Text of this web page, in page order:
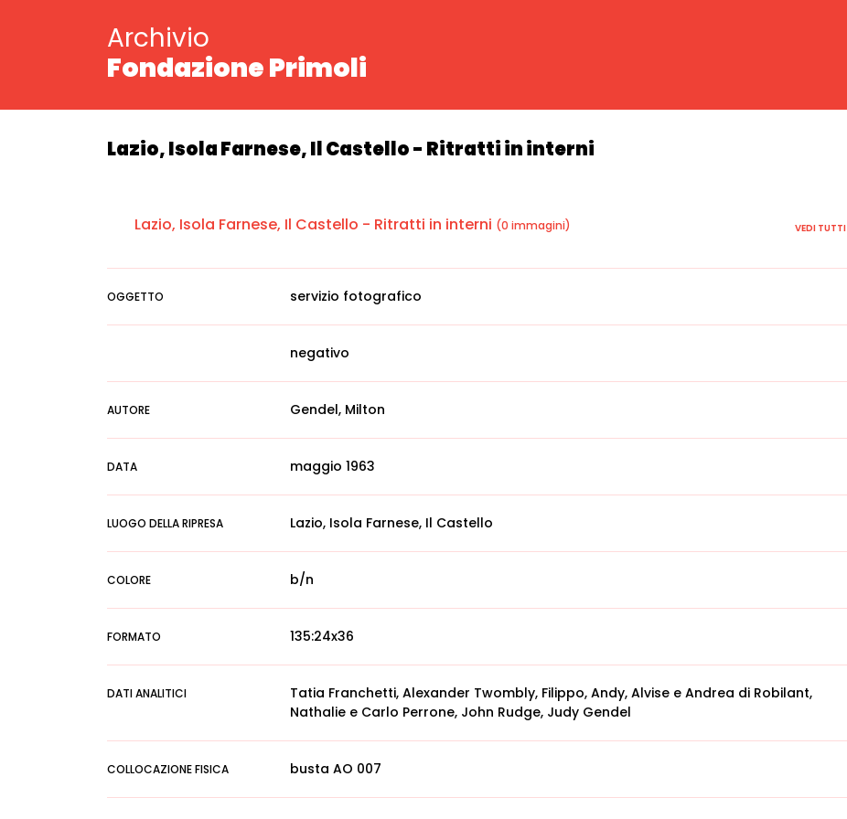
Archivio
Fondazione Primoli
Lazio, Isola Farnese, Il Castello - Ritratti in interni
Lazio, Isola Farnese, Il Castello - Ritratti in interni (0 immagini) VEDI TUTTI
OGGETTO servizio fotografico
negativo
AUTORE Gendel, Milton
DATA maggio 1963
LUOGO DELLA RIPRESA Lazio, Isola Farnese, Il Castello
COLORE b/n
FORMATO 135:24x36
DATI ANALITICI
Tatia Franchetti, Alexander Twombly, Filippo, Andy, Alvise e Andrea di Robilant,
Nathalie e Carlo Perrone, John Rudge, Judy Gendel
COLLOCAZIONE FISICA busta AO 007